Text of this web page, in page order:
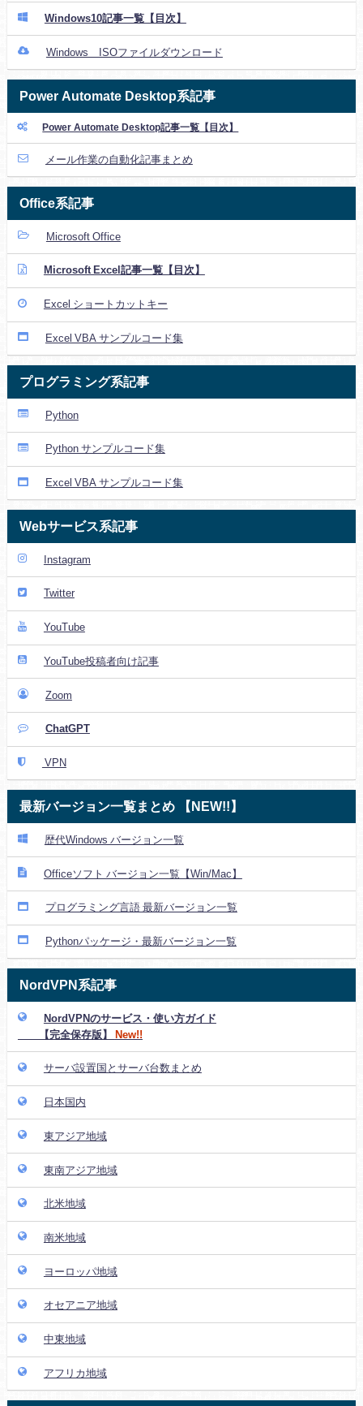
Windows10記事一覧【目次】
Windows ISOファイルダウンロード
Power Automate Desktop系記事
Power Automate Desktop記事一覧【目次】
メール作業の自動化記事まとめ
Office系記事
Microsoft Office
Microsoft Excel記事一覧【目次】
Excel ショートカットキー
Excel VBA サンプルコード集
プログラミング系記事
Python
Python サンプルコード集
Excel VBA サンプルコード集
Webサービス系記事
Instagram
Twitter
YouTube
YouTube投稿者向け記事
Zoom
ChatGPT
VPN
最新バージョン一覧まとめ 【NEW!!】
歴代Windows バージョン一覧
Officeソフト バージョン一覧【Win/Mac】
プログラミング言語 最新バージョン一覧
Pythonパッケージ・最新バージョン一覧
NordVPN系記事
NordVPNのサービス・使い方ガイド
【完全保存版】
New!!
サーバ設置国とサーバ台数まとめ
日本国内
東アジア地域
東南アジア地域
北米地域
南米地域
ヨーロッパ地域
オセアニア地域
中東地域
アフリカ地域